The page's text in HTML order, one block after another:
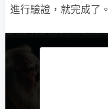
進行驗證，就完成了。